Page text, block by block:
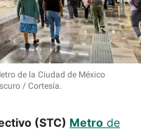
de la Ciudad de México
/ Cortesía.
(STC) Metro de